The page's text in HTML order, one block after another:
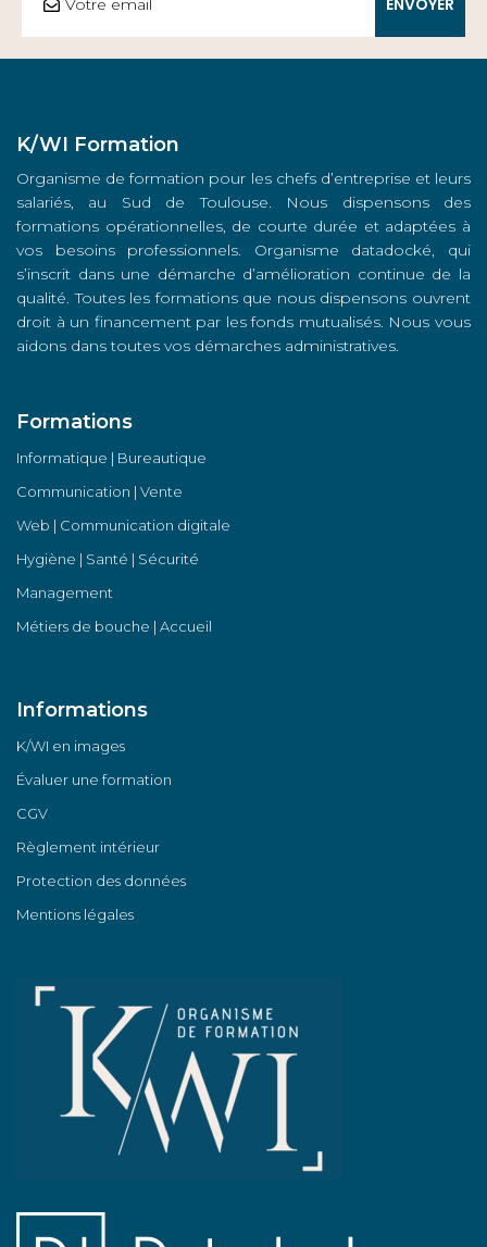
K/WI Formation
Organisme de formation pour les chefs d’entreprise et leurs
salariés, au Sud de Toulouse. Nous dispensons des
formations opérationnelles, de courte durée et adaptées à
vos besoins professionnels. Organisme datadocké, qui
s’inscrit dans une démarche d’amélioration continue de la
qualité. Toutes les formations que nous dispensons ouvrent
droit à un financement par les fonds mutualisés. Nous vous
aidons dans toutes vos démarches administratives.
Formations
Informatique | Bureautique
Communication | Vente
Web | Communication digitale
Hygiène | Santé | Sécurité
Management
Métiers de bouche | Accueil
Informations
K/WI en images
Évaluer une formation
CGV
Règlement intérieur
Protection des données
Mentions légales